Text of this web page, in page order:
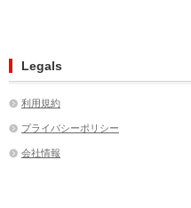
Legals
利用規約
プライバシーポリシー
会社情報